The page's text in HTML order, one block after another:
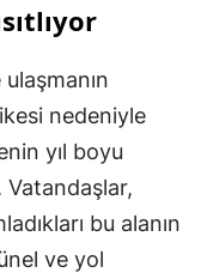
nedeniyle
yıl boyu
bu alanın
ve yol